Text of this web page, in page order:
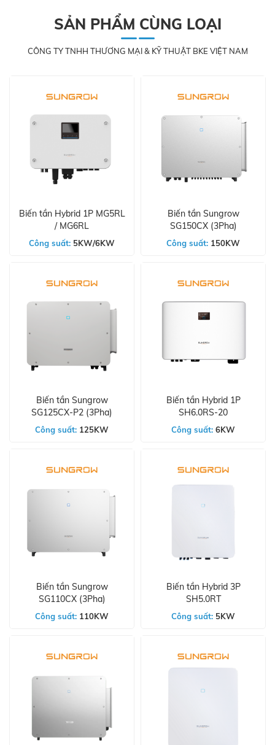
SẢN PHẨM CÙNG LOẠI
CÔNG TY TNHH THƯƠNG MẠI & KỸ THUẬT BKE VIỆT NAM
Biến tần Hybrid 1P MG5RL
/ MG6RL
Công suất: 5KW/6KW
Biến tần Sungrow
SG150CX (3Pha)
Công suất: 150KW
Biến tần Sungrow
SG125CX-P2 (3Pha)
Công suất: 125KW
Biến tần Hybrid 1P
SH6.0RS-20
Công suất: 6KW
Biến tần Sungrow
SG110CX (3Pha)
Công suất: 110KW
Biến tần Hybrid 3P
SH5.0RT
Công suất: 5KW